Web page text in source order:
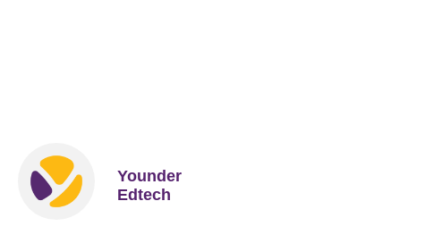
Younder
Edtech